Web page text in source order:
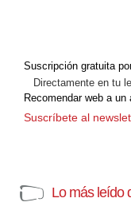
Suscripción gratuita
Directamente en tu
Recomendar web a un
Suscríbete al
Lo más leído